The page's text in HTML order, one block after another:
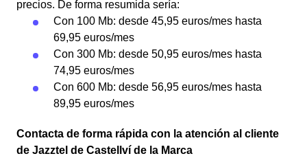
precios. De forma resumida sería:
Con 100 Mb: desde 45,95 euros/mes hasta
69,95 euros/mes
Con 300 Mb: desde 50,95 euros/mes hasta
74,95 euros/mes
Con 600 Mb: desde 56,95 euros/mes hasta
89,95 euros/mes
Contacta de forma rápida con la atención al cliente
de Jazztel de Castellví de la Marca